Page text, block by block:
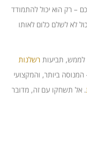
– רק הוא יכול להתמודד
לא לשלם כלום לאותו
לממש, תביעות רשלנות
ביותר, והמקצועי
. אל תשחקו עם זה, מדובר